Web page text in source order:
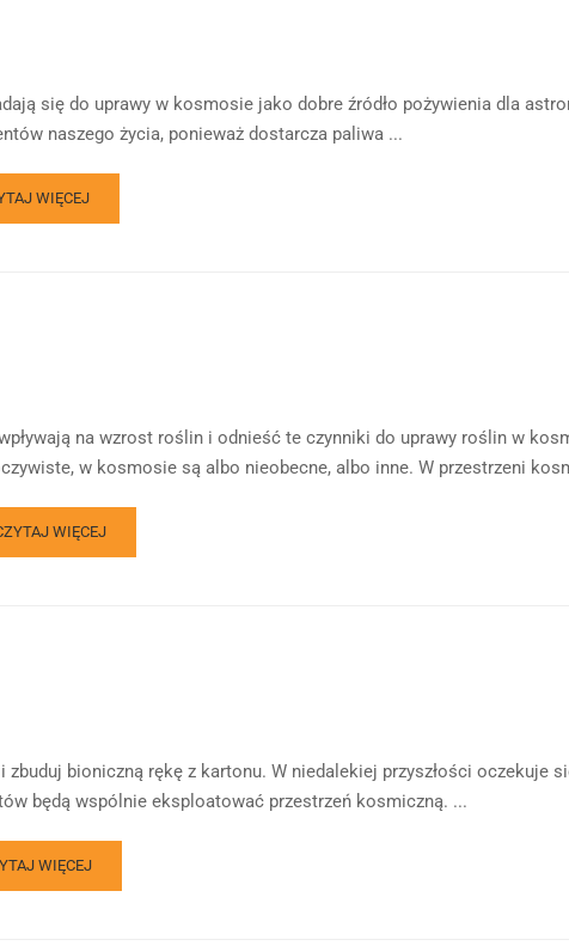
się do uprawy w kosmosie jako dobre źródło pożywienia dla
naszego życia, ponieważ dostarcza paliwa ...
WIĘCEJ
na wzrost roślin i odnieść te czynniki do uprawy roślin w
w kosmosie są albo nieobecne, albo inne. W przestrzeni
WIĘCEJ
bioniczną rękę z kartonu. W niedalekiej przyszłości oczekuje
będą wspólnie eksploatować przestrzeń kosmiczną. ...
WIĘCEJ